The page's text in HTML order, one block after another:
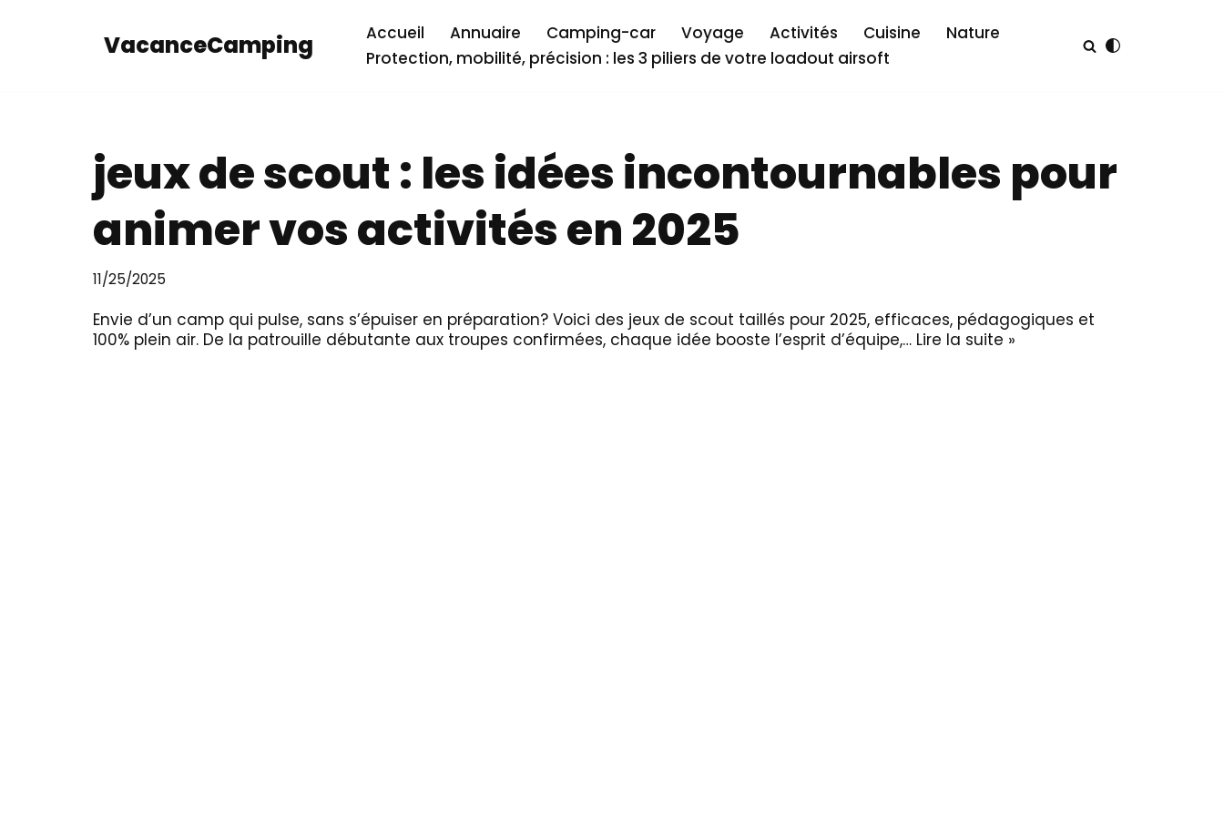
VacanceCamping Accueil Annuaire Camping-car Voyage Activités Cuisine
Nature
Protection, mobilité, précision : les 3 piliers de votre loadout airsoft
jeux de scout : les idées incontournables pour
animer vos activités en 2025
11/25/2025
Envie d’un camp qui pulse, sans s’épuiser en préparation? Voici des jeux de scout taillés pour 2025, efficaces, pédagogiques et
100% plein air. De la patrouille débutante aux troupes confirmées, chaque idée booste l’esprit d’équipe,… Lire la suite »